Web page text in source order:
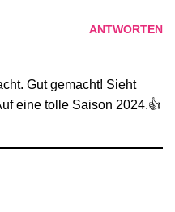
ANTWORTEN
Gut gemacht! Sieht
eine tolle Saison 2024.👍